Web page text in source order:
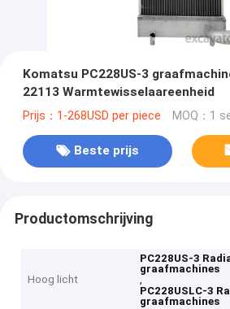
Komatsu PC228US-3
22113 Warmtewisselaareenheid
Prijs：1-268USD per piece MOQ：1
Beste prijs
Productomschrijving
Hoog licht
PC228US-3
graafmachines
,
PC228USLC-3
graafmachines